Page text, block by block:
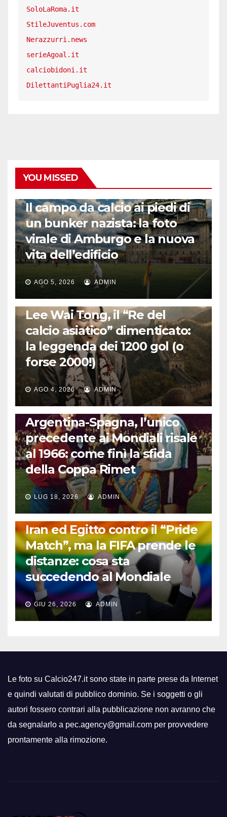
SoloLaRoma.it
StileJuventus.com
Nerazzurri.news
serieAgoal.it
calciobidoni.it
DilettantiPuglia24.it
YOU MISSED
Il campo da calcio ai piedi di
un bunker nazista: la foto
virale di Amburgo e la nuova
vita dell’edificio
AGO 5, 2026 ADMIN
LA STORIA DEL CALCIO
Lee Wai Tong, il “Re del
calcio asiatico” dimenticato:
la leggenda dei 1200 gol (o
forse 2000!)
AGO 4, 2026 ADMIN
CALCIO INTERNAZIONALE
Argentina-Spagna, l’unico
precedente ai Mondiali risale
al 1966: come finì la sfida
della Coppa Rimet
LUG 18, 2026 ADMIN
FUORI DAL CAMPO: CALCIO, GOSSIP E NON SOLO
Iran ed Egitto contro il “Pride
Match”, ma la FIFA prende le
distanze: cosa sta
succedendo al Mondiale
GIU 26, 2026 ADMIN
Le foto su Calcio247.it sono state in parte prese da Internet
e quindi valutati di pubblico dominio. Se i soggetti o gli
autori fossero contrari alla pubblicazione non avranno che
da segnalarlo a pec.agency@gmail.com per provvedere
prontamente alla rimozione.